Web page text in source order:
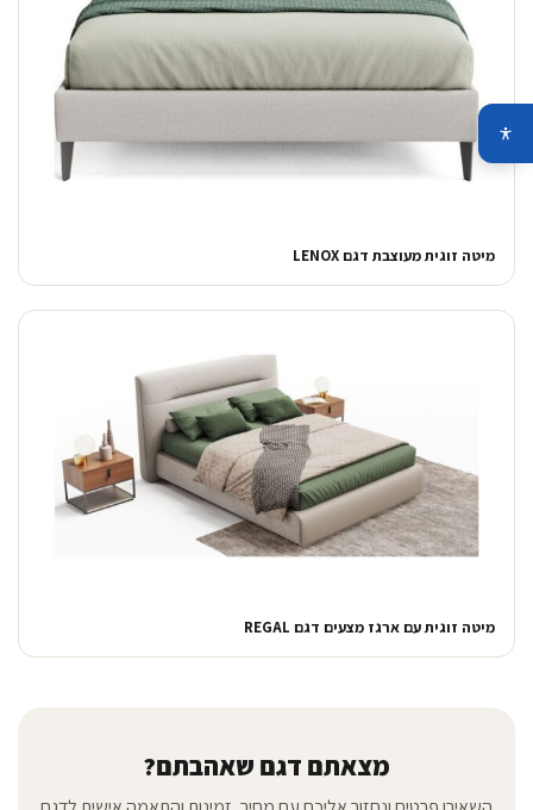
מיטה זוגית מעוצבת דגם LENOX
מיטה זוגית עם ארגז מצעים דגם REGAL
מצאתם דגם שאהבתם?